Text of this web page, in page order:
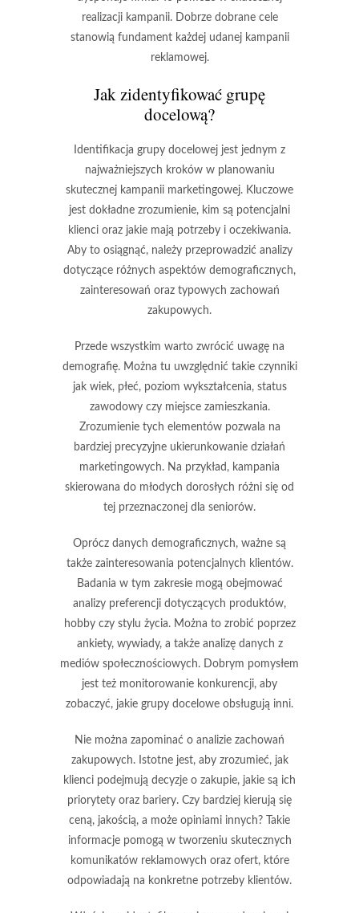
realizacji kampanii. Dobrze dobrane cele
stanowią fundament każdej udanej kampanii
reklamowej.
Jak zidentyfikować grupę
docelową?
Identifikacja grupy docelowej jest jednym z
najważniejszych kroków w planowaniu
skutecznej kampanii marketingowej. Kluczowe
jest dokładne zrozumienie, kim są potencjalni
klienci oraz jakie mają potrzeby i oczekiwania.
Aby to osiągnąć, należy przeprowadzić analizy
dotyczące różnych aspektów demograficznych,
zainteresowań oraz typowych zachowań
zakupowych.
Przede wszystkim warto zwrócić uwagę na
demografię. Można tu uwzględnić takie czynniki
jak wiek, płeć, poziom wykształcenia, status
zawodowy czy miejsce zamieszkania.
Zrozumienie tych elementów pozwala na
bardziej precyzyjne ukierunkowanie działań
marketingowych. Na przykład, kampania
skierowana do młodych dorosłych różni się od
tej przeznaczonej dla seniorów.
Oprócz danych demograficznych, ważne są
także zainteresowania potencjalnych klientów.
Badania w tym zakresie mogą obejmować
analizy preferencji dotyczących produktów,
hobby czy stylu życia. Można to zrobić poprzez
ankiety, wywiady, a także analizę danych z
mediów społecznościowych. Dobrym pomysłem
jest też monitorowanie konkurencji, aby
zobaczyć, jakie grupy docelowe obsługują inni.
Nie można zapominać o analizie zachowań
zakupowych. Istotne jest, aby zrozumieć, jak
klienci podejmują decyzje o zakupie, jakie są ich
priorytety oraz bariery. Czy bardziej kierują się
ceną, jakością, a może opiniami innych? Takie
informacje pomogą w tworzeniu skutecznych
komunikatów reklamowych oraz ofert, które
odpowiadają na konkretne potrzeby klientów.